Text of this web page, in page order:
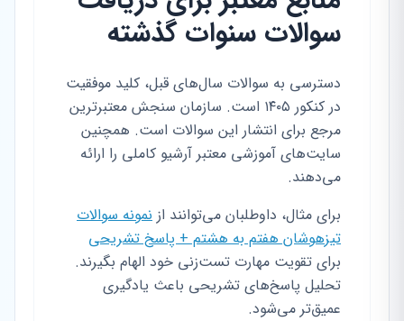
سوالات سنوات گذشته
دسترسی به سوالات سال‌های قبل، کلید موفقیت
در کنکور ۱۴۰۵ است. سازمان سنجش معتبرترین
مرجع برای انتشار این سوالات است. همچنین
سایت‌های آموزشی معتبر آرشیو کاملی را ارائه
می‌دهند.
برای مثال، داوطلبان می‌توانند از نمونه سوالات
تیزهوشان هفتم به هشتم + پاسخ تشریحی
برای تقویت مهارت تست‌زنی خود الهام بگیرند.
تحلیل پاسخ‌های تشریحی باعث یادگیری
عمیق‌تر می‌شود.